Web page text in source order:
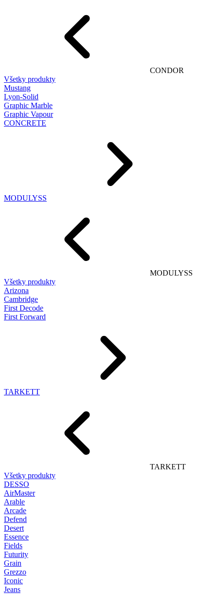
CONDOR
Všetky produkty
Mustang
Lyon-Solid
Graphic Marble
Graphic Vapour
CONCRETE
MODULYSS
MODULYSS
Všetky produkty
Arizona
Cambridge
First Decode
First Forward
TARKETT
TARKETT
Všetky produkty
DESSO
AirMaster
Arable
Arcade
Defend
Desert
Essence
Fields
Futurity
Grain
Grezzo
Iconic
Jeans